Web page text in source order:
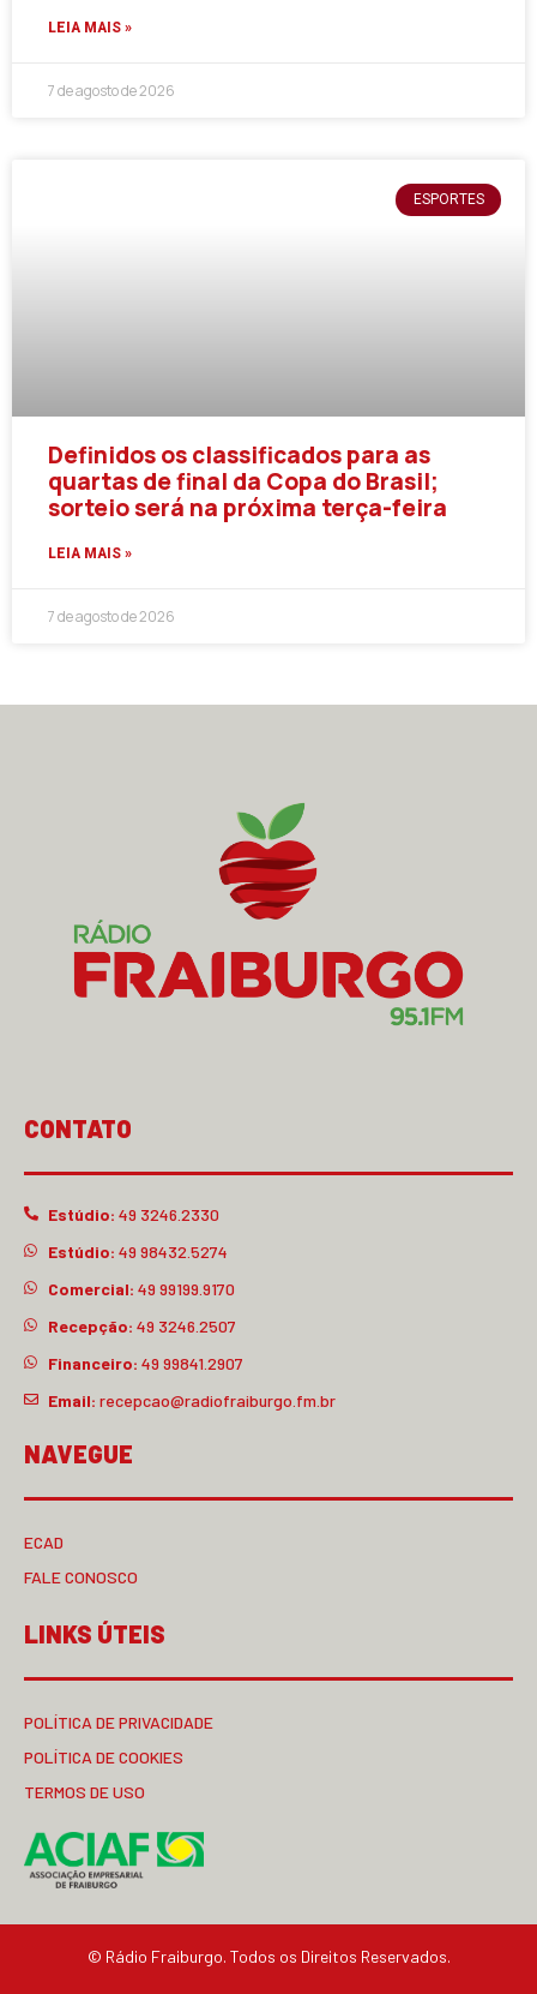
LEIA MAIS »
7 de agosto de 2026
ESPORTES
Definidos os classificados para as
quartas de final da Copa do Brasil;
sorteio será na próxima terça-feira
LEIA MAIS »
7 de agosto de 2026
CONTATO
Estúdio: 49 3246.2330
Estúdio: 49 98432.5274
Comercial: 49 99199.9170
Recepção: 49 3246.2507
Financeiro: 49 99841.2907
Email: recepcao@radiofraiburgo.fm.br
NAVEGUE
ECAD
FALE CONOSCO
LINKS ÚTEIS
POLÍTICA DE PRIVACIDADE
POLÍTICA DE COOKIES
TERMOS DE USO
© Rádio Fraiburgo. Todos os Direitos Reservados.